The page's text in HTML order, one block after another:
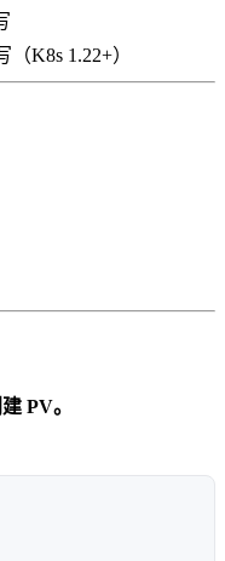
（K8s 1.22+）
PV。